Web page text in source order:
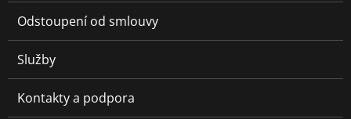
Odstoupení od smlouvy
Služby
Kontakty a podpora